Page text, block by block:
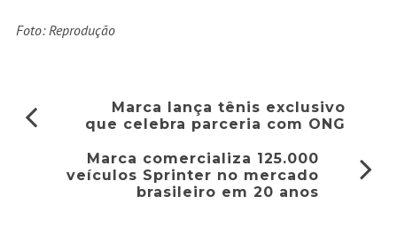
Foto: Reprodução
Marca lança tênis exclusivo
que celebra parceria com ONG
Marca comercializa 125.000
veículos Sprinter no mercado
brasileiro em 20 anos